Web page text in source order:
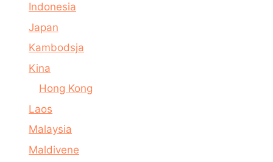
Indonesia
Japan
Kambodsja
Kina
Hong Kong
Laos
Malaysia
Maldivene